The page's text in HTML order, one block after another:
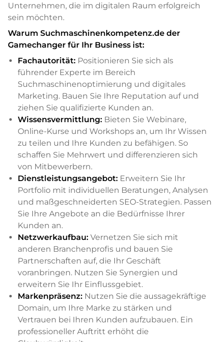
Unternehmen, die im digitalen Raum erfolgreich
sein möchten.
Warum Suchmaschinenkompetenz.de der
Gamechanger für Ihr Business ist:
Fachautorität: Positionieren Sie sich als
führender Experte im Bereich
Suchmaschinenoptimierung und digitales
Marketing. Bauen Sie Ihre Reputation auf und
ziehen Sie qualifizierte Kunden an.
Wissensvermittlung: Bieten Sie Webinare,
Online-Kurse und Workshops an, um Ihr Wissen
zu teilen und Ihre Kunden zu befähigen. So
schaffen Sie Mehrwert und differenzieren sich
von Mitbewerbern.
Dienstleistungsangebot: Erweitern Sie Ihr
Portfolio mit individuellen Beratungen, Analysen
und maßgeschneiderten SEO-Strategien. Passen
Sie Ihre Angebote an die Bedürfnisse Ihrer
Kunden an.
Netzwerkaufbau: Vernetzen Sie sich mit
anderen Branchenprofis und bauen Sie
Partnerschaften auf, die Ihr Geschäft
voranbringen. Nutzen Sie Synergien und
erweitern Sie Ihr Einflussgebiet.
Markenpräsenz: Nutzen Sie die aussagekräftige
Domain, um Ihre Marke zu stärken und
Vertrauen bei Ihren Kunden aufzubauen. Ein
professioneller Auftritt erhöht die